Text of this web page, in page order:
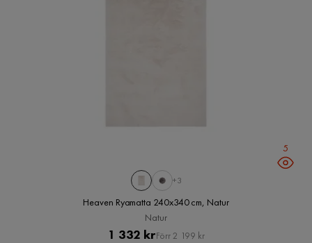
5
+3
Heaven Ryamatta 240x340 cm, Natur
Natur
Pris
1 332 krOriginal
Förr 2 199 kr